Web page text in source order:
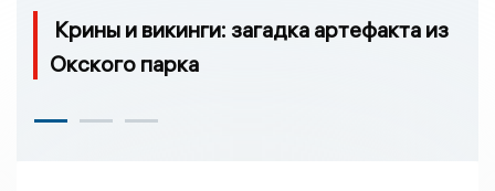
Крины и викинги: загадка артефакта из
Окского парка